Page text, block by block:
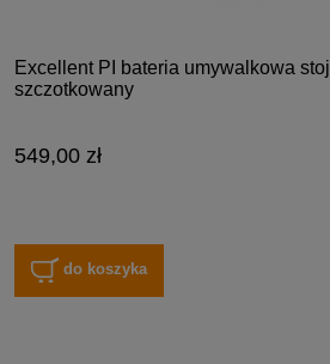
Excellent PI bateria umywalkowa
szczotkowany
549,00 zł
do koszyka